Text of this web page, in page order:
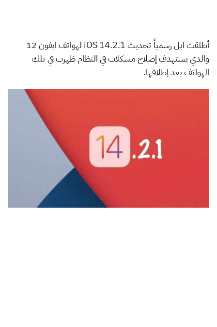
أطلقت ابل رسمياً تحديث iOS 14.2.1 لهواتف ايفون 12
والذي يستهدف إصلاح مشكلات في النظام ظهرت في تلك
الهواتف بعد إطلاقها.